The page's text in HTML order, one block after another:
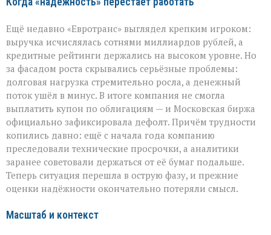
Ещё недавно «Евротранс» выглядел крепким игроком:
выручка исчислялась сотнями миллиардов рублей, а
кредитные рейтинги держались на высоком уровне. Но
за фасадом роста скрывались серьёзные проблемы:
долговая нагрузка стремительно росла, а денежный
поток ушёл в минус. В итоге компания не смогла
выплатить купон по облигациям — и Московская биржа
официально зафиксировала дефолт. Причём трудности
копились давно: ещё с начала года компанию
преследовали технические просрочки, а аналитики
заранее советовали держаться от её бумаг подальше.
Теперь ситуация перешла в острую фазу, и прежние
оценки надёжности окончательно потеряли смысл.
Масштаб и контекст